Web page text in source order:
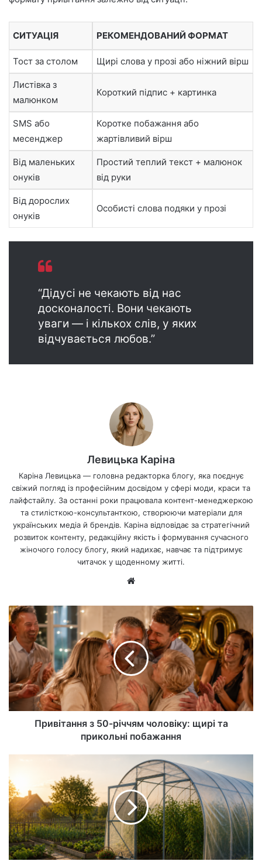
СИТУАЦІЯ РЕКОМЕНДОВАНИЙ ФОРМАТ
Тост за столом Щирі слова у прозі або ніжний вірш
Листівка з
малюнком
Короткий підпис + картинка
SMS або
месенджер
Коротке побажання або
жартівливий вірш
Від маленьких
онуків
Простий теплий текст + малюнок
від руки
Від дорослих
онуків
Особисті слова подяки у прозі
“Дідусі не чекають від нас
досконалості. Вони чекають
уваги — і кількох слів, у яких
відчувається любов.”
Левицька Каріна
Каріна Левицька — головна редакторка блогу, яка поєднує
свіжий погляд із професійним досвідом у сфері моди, краси та
лайфстайлу. За останні роки працювала контент-менеджеркою
та стилісткою-консультанткою, створюючи матеріали для
українських медіа й брендів. Каріна відповідає за стратегічний
розвиток контенту, редакційну якість і формування сучасного
жіночого голосу блогу, який надихає, навчає та підтримує
читачок у щоденному житті.
са
йт
Привітання з 50-річчям чоловіку: щирі та
прикольні побажання